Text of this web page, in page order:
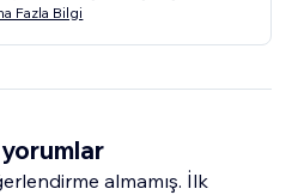
Fazla Bilgi
almamış. İlk